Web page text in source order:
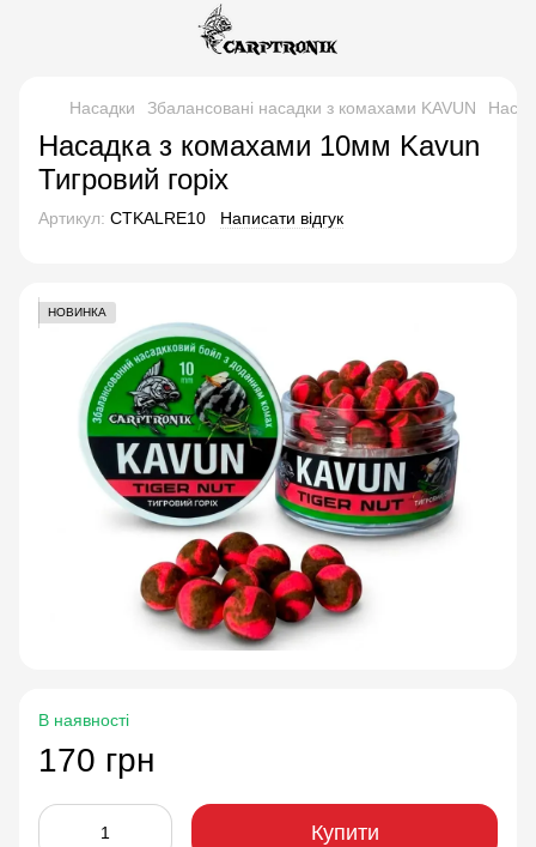
Насадки Збалансовані насадки з комахами KAVUN
Насадка з комахами 10мм Kavun
Тигровий горіх
Артикул: CTKALRE10 Написати відгук
НОВИНКА
В наявності
170 грн
Купити